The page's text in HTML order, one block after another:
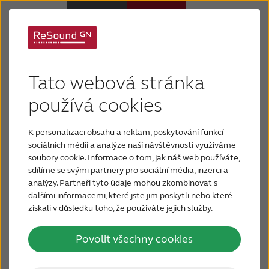
Tato webová stránka
používá cookies
K personalizaci obsahu a reklam, poskytování funkcí
sociálních médií a analýze naší návštěvnosti využíváme
soubory cookie. Informace o tom, jak náš web používáte,
sdílíme se svými partnery pro sociální média, inzerci a
analýzy. Partneři tyto údaje mohou zkombinovat s
dalšími informacemi, které jste jim poskytli nebo které
získali v důsledku toho, že používáte jejich služby.
Povolit všechny cookies
Sluchová ztráta
Proč právě ReSound
Podpora a Péče
FOR JOURNALISTS
FOR PROFESSIONALS
příznaky sluchové
ztráty?
Ztráta sluchu se obvykle projevuje pomalu a
postupně. Často dříve než-li si jí všimnete Vy sami,
tak Vás na ni upozorní rodina nebo kolegové v
práci.